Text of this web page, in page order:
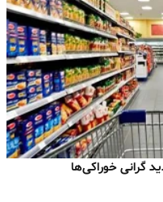
گرانی خوراکی‌ها